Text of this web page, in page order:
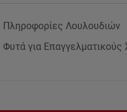
Πληροφορίες Λουλουδιών
Φυτά για